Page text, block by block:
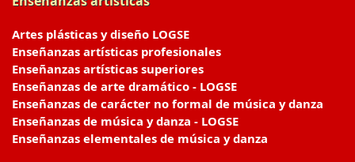
Artes plásticas y diseño LOGSE
Enseñanzas artísticas profesionales
Enseñanzas artísticas superiores
Enseñanzas de arte dramático - LOGSE
Enseñanzas de carácter no formal de música y danza
Enseñanzas de música y danza - LOGSE
Enseñanzas elementales de música y danza